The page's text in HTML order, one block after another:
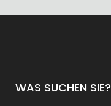
WAS SUCHEN SIE?